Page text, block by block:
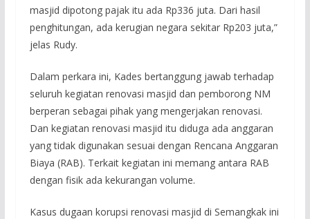
masjid dipotong pajak itu ada Rp336 juta. Dari hasil
penghitungan, ada kerugian negara sekitar Rp203 juta,”
jelas Rudy.
Dalam perkara ini, Kades bertanggung jawab terhadap
seluruh kegiatan renovasi masjid dan pemborong NM
berperan sebagai pihak yang mengerjakan renovasi.
Dan kegiatan renovasi masjid itu diduga ada anggaran
yang tidak digunakan sesuai dengan Rencana Anggaran
Biaya (RAB). Terkait kegiatan ini memang antara RAB
dengan fisik ada kekurangan volume.
Kasus dugaan korupsi renovasi masjid di Semangkak ini